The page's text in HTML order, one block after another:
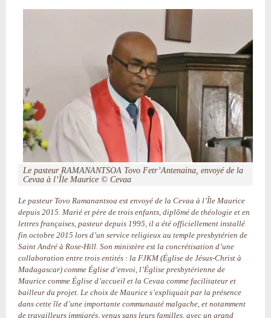
Le pasteur RAMANANTSOA Tovo Fetr’Antenaina, envoyé de la
Cevaa à l’Île Maurice © Cevaa
Le pasteur Tovo Ramanantsoa est envoyé de la Cevaa à l’Île Maurice
depuis 2015. Marié et père de trois enfants, diplômé de théologie et en
lettres françaises, pasteur depuis 1995, il a été officiellement installé
fin octobre 2015 lors d’un service religieux au temple presbytérien de
Saint André à Rose-Hill. Son ministère est la concrétisation d’une
collaboration entre trois entités : la FJKM (Église de Jésus-Christ à
Madagascar) comme Église d’envoi, l’Église presbytérienne de
Maurice comme Église d’accueil et la Cevaa comme facilitateur et
bailleur du projet. Le choix de Maurice s’expliquait par la présence
dans cette île d’une importante communauté malgache, et notamment
de travailleurs immigrés, venus sans leurs familles, avec un grand